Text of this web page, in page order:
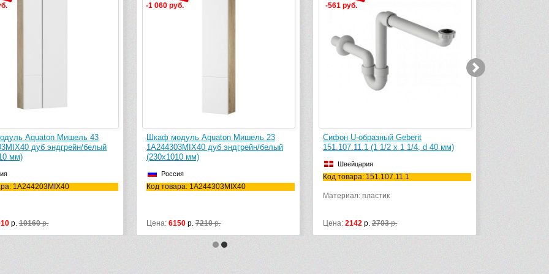
Aquaton Мишель 43
дуб эндгрейн/белый
мм)
1A244203MIX40
р. 10160р.
-1 060 руб.
Шкаф модуль Aquaton Мишель 23
1A244303MIX40 дуб эндгрейн/белый
(230х1010 мм)
Россия
Код товара: 1A244303MIX40
Цена: 6150 р. 7210р.
-561 руб.
Сифон U-образный Geberit
151.107.11.1 (1 1/2 x 1 1/4, d 40 мм)
Швейцария
Код товара: 151.107.11.1
Материал: пластик
Цена: 2142 р. 2703р.